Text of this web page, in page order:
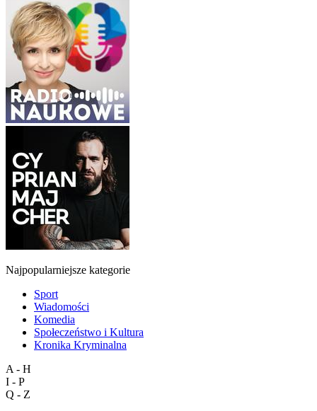
Najpopularniejsze kategorie
Sport
Wiadomości
Komedia
Społeczeństwo i Kultura
Kronika Kryminalna
A - H
I - P
Q - Z